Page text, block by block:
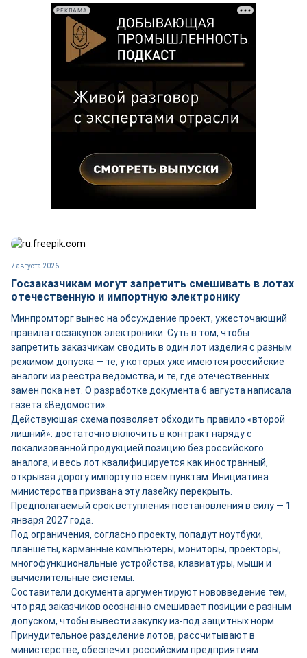
7 августа 2026
Госзаказчикам могут запретить смешивать в лотах
отечественную и импортную электронику
Минпромторг вынес на обсуждение проект, ужесточающий
правила госзакупок электроники. Суть в том, чтобы
запретить заказчикам сводить в один лот изделия с разным
режимом допуска — те, у которых уже имеются российские
аналоги из реестра ведомства, и те, где отечественных
замен пока нет. О разработке документа 6 августа написала
газета «Ведомости».
Действующая схема позволяет обходить правило «второй
лишний»: достаточно включить в контракт наряду с
локализованной продукцией позицию без российского
аналога, и весь лот квалифицируется как иностранный,
открывая дорогу импорту по всем пунктам. Инициатива
министерства призвана эту лазейку перекрыть.
Предполагаемый срок вступления постановления в силу — 1
января 2027 года.
Под ограничения, согласно проекту, попадут ноутбуки,
планшеты, карманные компьютеры, мониторы, проекторы,
многофункциональные устройства, клавиатуры, мыши и
вычислительные системы.
Составители документа аргументируют нововведение тем,
что ряд заказчиков осознанно смешивает позиции с разным
допуском, чтобы вывести закупку из-под защитных норм.
Принудительное разделение лотов, рассчитывают в
министерстве, обеспечит российским предприятиям
РЕКЛАМА